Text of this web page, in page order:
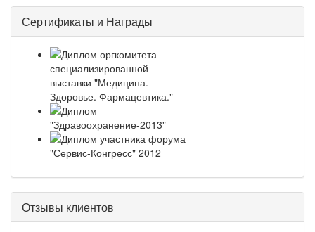
Сертификаты и Награды
Отзывы клиентов